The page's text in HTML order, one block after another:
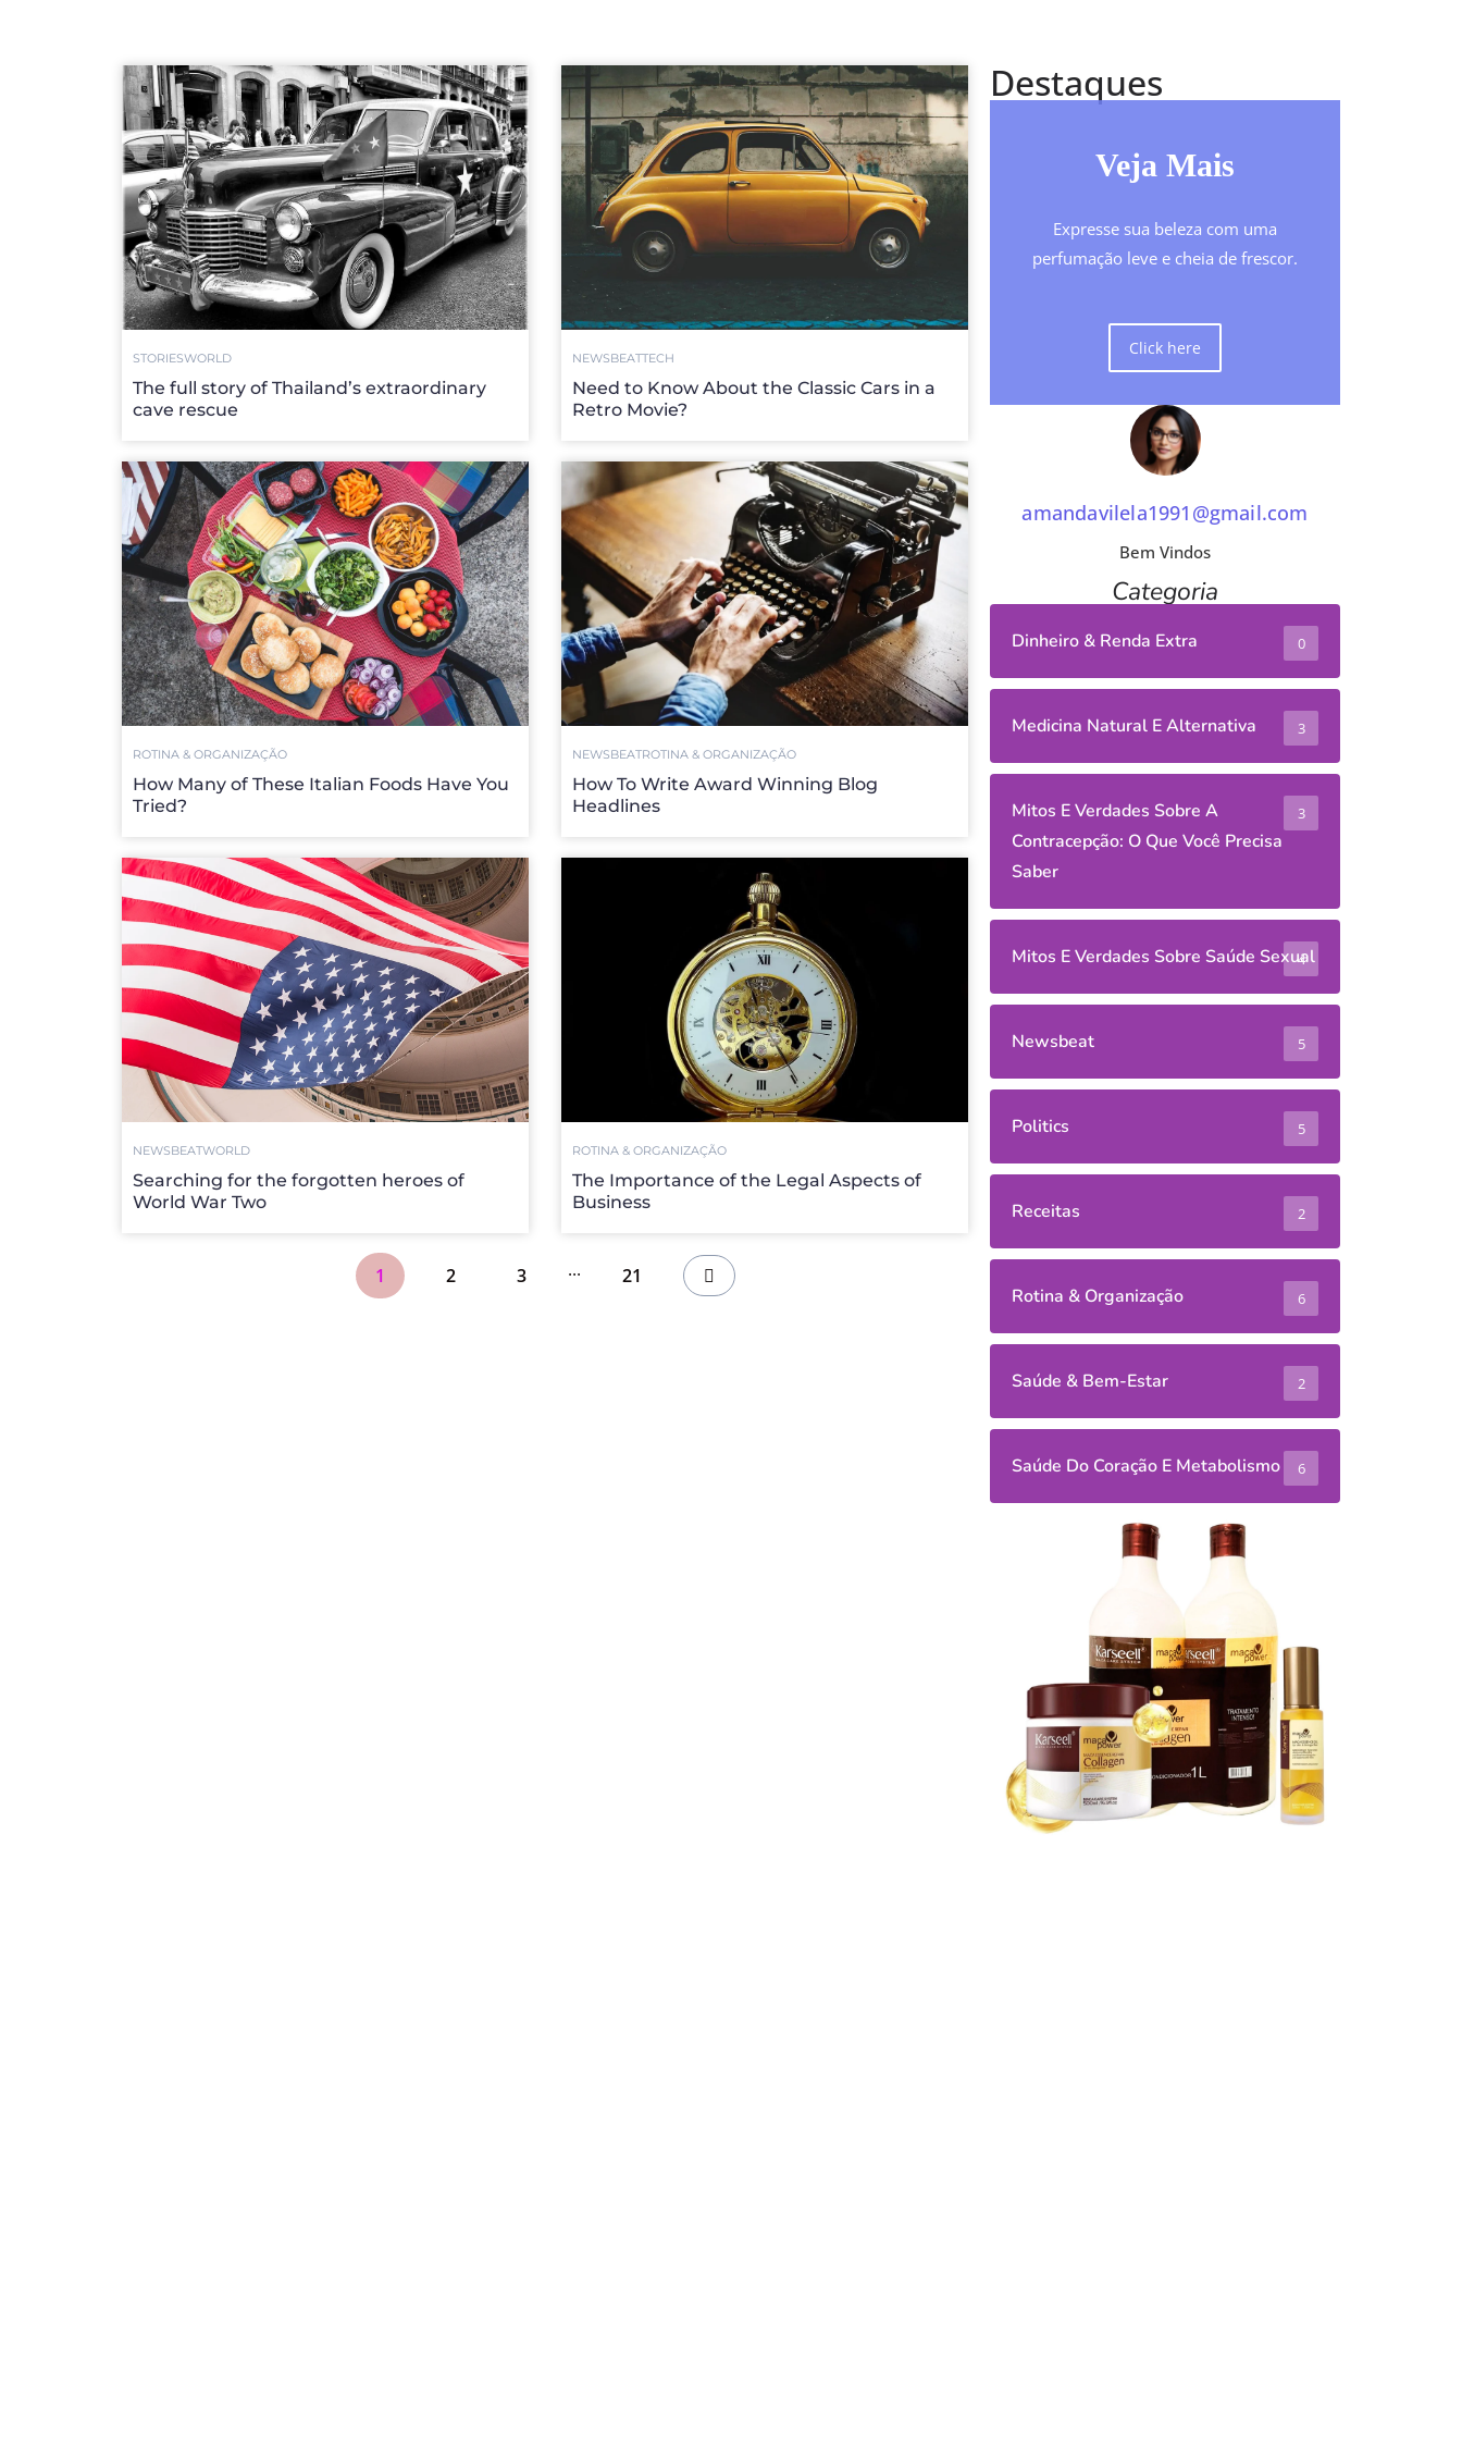
STORIESWORLD
The full story of Thailand’s extraordinary
cave rescue
NEWSBEATTECH
Need to Know About the Classic Cars in a
Retro Movie?
ROTINA & ORGANIZAÇÃO
How Many of These Italian Foods Have You
Tried?
NEWSBEATROTINA & ORGANIZAÇÃO
How To Write Award Winning Blog
Headlines
NEWSBEATWORLD
Searching for the forgotten heroes of
World War Two
ROTINA & ORGANIZAÇÃO
The Importance of the Legal Aspects of
Business
1 2 3 ... 21
Destaques
Veja Mais
Expresse sua beleza com uma
perfumação leve e cheia de frescor.
Click here
amandavilela1991@gmail.com
Bem Vindos
Categoria
Dinheiro & Renda Extra 0
Medicina Natural E Alternativa 3
Mitos E Verdades Sobre A
Contracepção: O Que Você Precisa
Saber
3
Mitos E Verdades Sobre Saúde Sexual
4
Newsbeat 5
Politics 5
Receitas 2
Rotina & Organização 6
Saúde & Bem-Estar 2
Saúde Do Coração E Metabolismo 6